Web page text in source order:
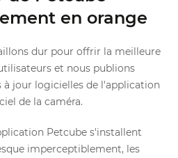
en orange
dur pour offrir la meilleure
et nous publions
à jour logicielles de l'application
de la caméra.
Petcube s'installent
imperceptiblement, les